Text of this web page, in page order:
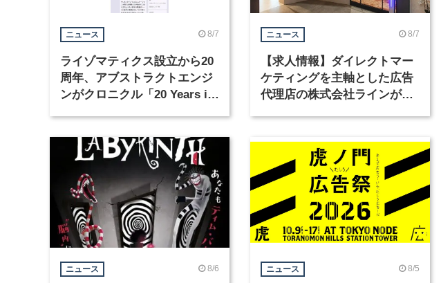
ニュース 8/7
ライゾマティクス設立から20
周年、アブストラクトエンジ
ンがクロニクル「20 Years in
ニュース 8/7
【求人情報】ダイレクトマー
ケティングを主軸とした広告
代理店の株式会社ラインが、
ニュース 8/6 ニュース 8/5